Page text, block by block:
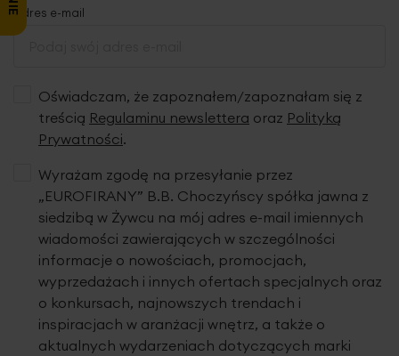
Adres e-mail
Oświadczam, że zapoznałem/zapoznałam się z
treścią Regulaminu newslettera oraz Polityką
Prywatności.
Wyrażam zgodę na przesyłanie przez
„EUROFIRANY” B.B. Choczyńscy spółka jawna z
siedzibą w Żywcu na mój adres e-mail imiennych
wiadomości zawierających w szczególności
informacje o nowościach, promocjach,
wyprzedażach i innych ofertach specjalnych oraz
o konkursach, najnowszych trendach i
inspiracjach w aranżacji wnętrz, a także o
aktualnych wydarzeniach dotyczących marki